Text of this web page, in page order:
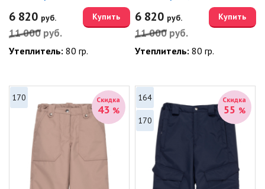
6 820 руб.
11 000 руб.
Купить
Утеплитель:80 гр.
6 820 руб.
11 000 руб.
Купить
Утеплитель:80 гр.
Скидка
43 %
170 Скидка
55 %
164
170